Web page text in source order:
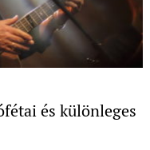
és különleges